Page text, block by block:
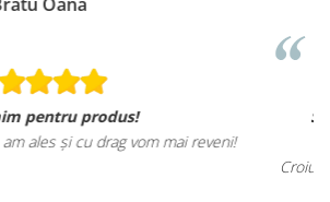
Sunt mai mult decat incantata de ele,
tricourilor sunt foarte calitative,
Croiul foarte frumos, am ramas placut